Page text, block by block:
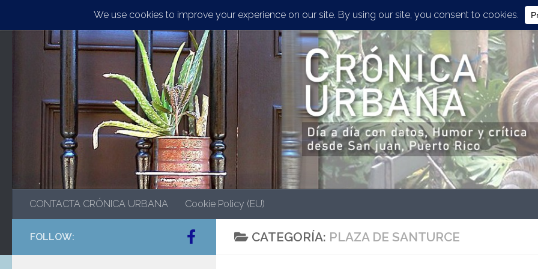
Saltar al contenido
CONTACTA CRÓNICA URBANA Cookie Policy (EU)
CATEGORÍA: PLAZA DE SANTURCE
FOLLOW: